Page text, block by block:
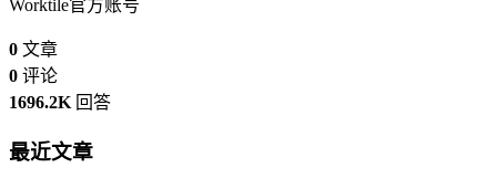
Worktile官方账号
0 文章
0 评论
1696.2K 回答
最近文章